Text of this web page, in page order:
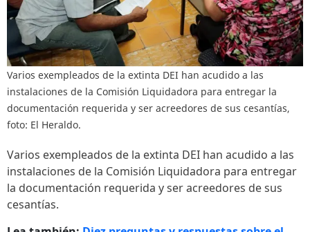
Varios exempleados de la extinta DEI han acudido a las
instalaciones de la Comisión Liquidadora para entregar la
documentación requerida y ser acreedores de sus cesantías,
foto: El Heraldo.
Varios exempleados de la extinta DEI han acudido a las
instalaciones de la Comisión Liquidadora para entregar
la documentación requerida y ser acreedores de sus
cesantías.